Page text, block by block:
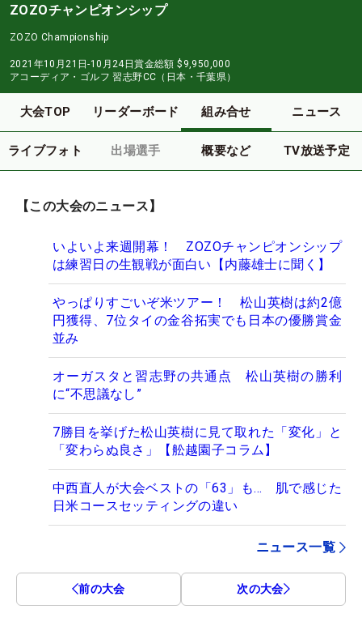
ZOZOチャンピオンシップ
ZOZO Championship
2021年10月21日-10月24日賞金総額 $9,950,000
アコーディア・ゴルフ 習志野CC（日本・千葉県）
大会TOP リーダーボード 組み合せ ニュース
ライブフォト 出場選手 概要など TV放送予定
【この大会のニュース】
いよいよ来週開幕！ ZOZOチャンピオンシップ
は練習日の生観戦が面白い【内藤雄士に聞く】
やっぱりすごいぞ米ツアー！ 松山英樹は約2億
円獲得、7位タイの金谷拓実でも日本の優勝賞金
並み
オーガスタと習志野の共通点 松山英樹の勝利
に“不思議なし”
7勝目を挙げた松山英樹に見て取れた「変化」と
「変わらぬ良さ」【舩越園子コラム】
中西直人が大会ベストの「63」も… 肌で感じた
日米コースセッティングの違い
ニュース一覧
前の大会 次の大会